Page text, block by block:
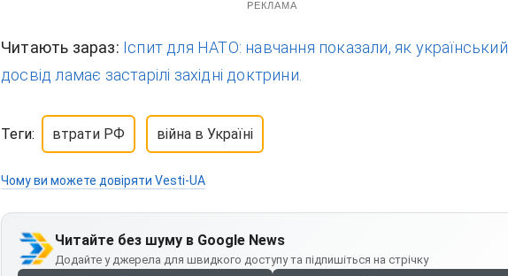
РЕКЛАМА
Читають зараз: Іспит для НАТО: навчання показали, як український
досвід ламає застарілі західні доктрини.
Теги: втрати РФ війна в Україні
Чому ви можете довіряти Vesti-UA
Читайте без шуму в Google News
Додайте у джерела для швидкого доступу та підпишіться на стрічку